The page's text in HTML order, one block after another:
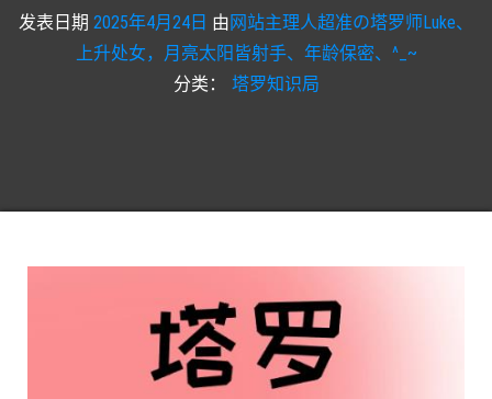
发表日期 2025年4月24日 由网站主理人超准の塔罗师Luke、
上升处女，月亮太阳皆射手、年龄保密、^_~
分类：
塔罗知识局